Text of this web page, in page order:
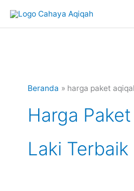
Beranda harga paket
Harga
Laki Terbaik